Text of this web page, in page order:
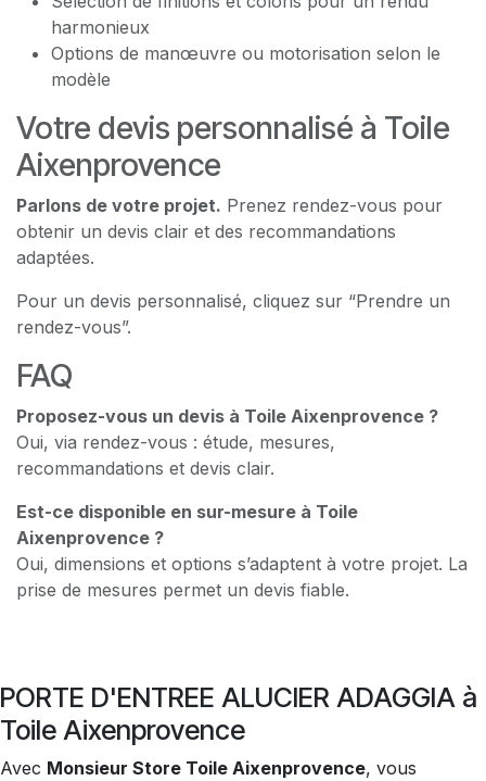
harmonieux
Options de manœuvre ou motorisation selon le
modèle
Votre devis personnalisé à Toile
Aixenprovence
Parlons de votre projet. Prenez rendez-vous pour
obtenir un devis clair et des recommandations
adaptées.
Pour un devis personnalisé, cliquez sur “Prendre un
rendez-vous”.
FAQ
Proposez-vous un devis à Toile Aixenprovence ?
Oui, via rendez-vous : étude, mesures,
recommandations et devis clair.
Est-ce disponible en sur-mesure à Toile
Aixenprovence ?
Oui, dimensions et options s’adaptent à votre projet. La
prise de mesures permet un devis fiable.
PORTE D'ENTREE ALUCIER ADAGGIA à
Toile Aixenprovence
Avec Monsieur Store Toile Aixenprovence, vous